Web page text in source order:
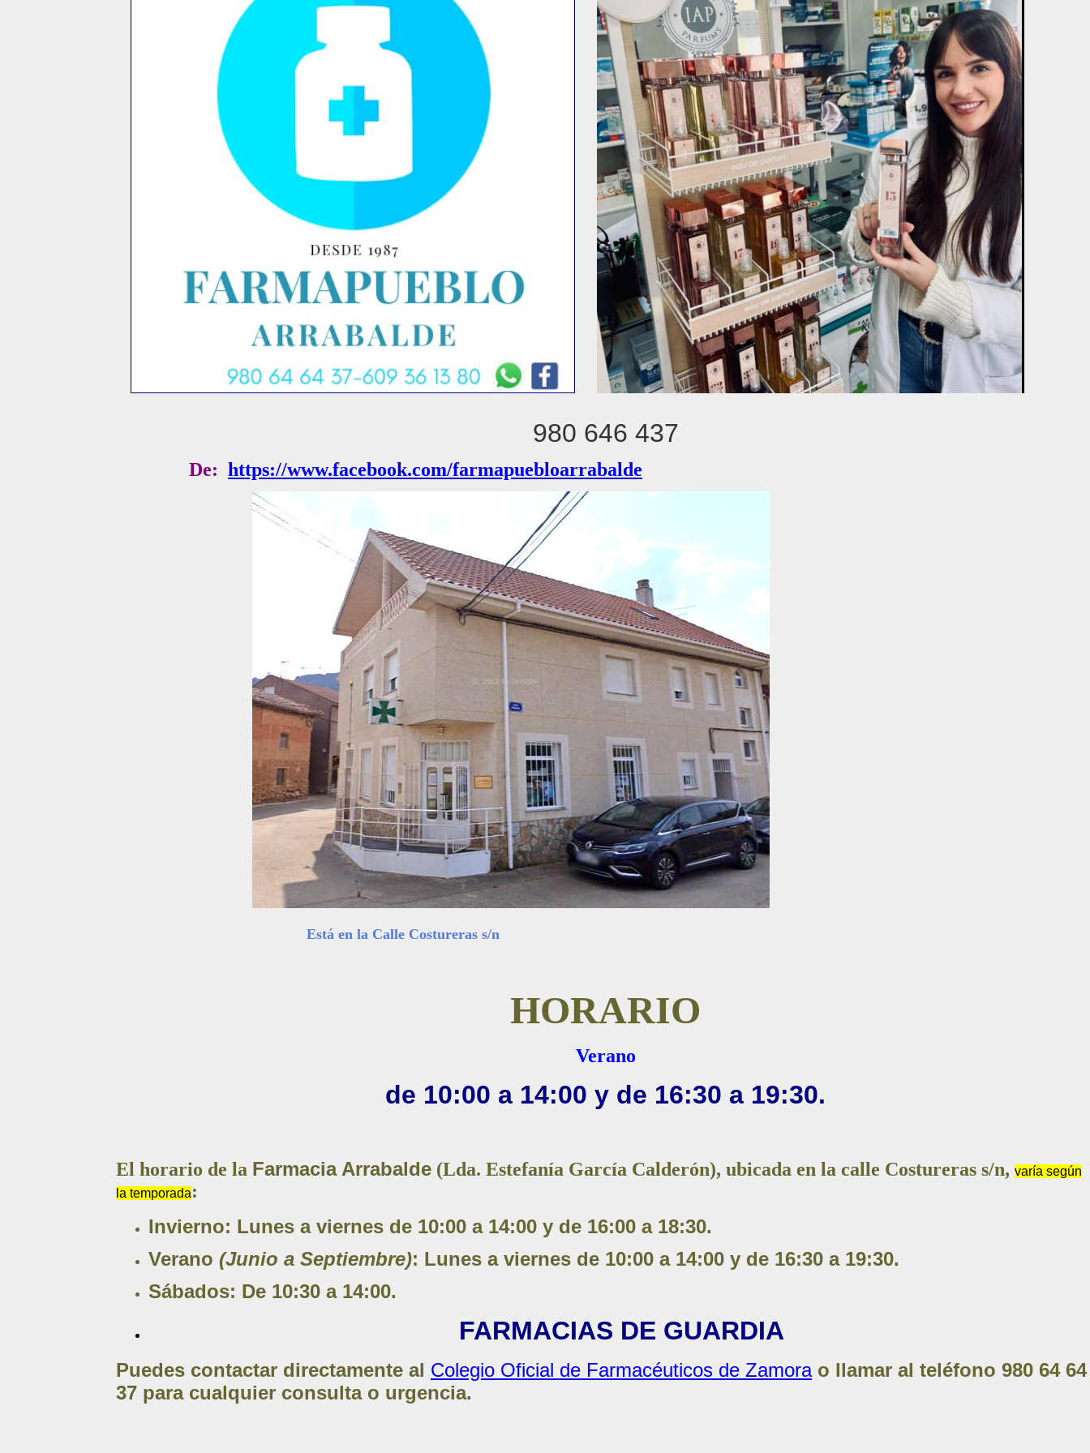
980 646 437
De: https://www.facebook.com/farmapuebloarrabalde
Está en la Calle Costureras s/n
HORARIO
Verano
de 10:00 a 14:00 y de 16:30 a 19:30.
El horario de la Farmacia Arrabalde (Lda. Estefanía García Calderón), ubicada en la calle Costureras s/n, varía según
la temporada:
Invierno: Lunes a viernes de 10:00 a 14:00 y de 16:00 a 18:30.
Verano (Junio a Septiembre): Lunes a viernes de 10:00 a 14:00 y de 16:30 a 19:30.
Sábados: De 10:30 a 14:00.
FARMACIAS DE GUARDIA
Puedes contactar directamente al Colegio Oficial de Farmacéuticos de Zamorao llamar al teléfono 980 64 64
37 para cualquier consulta o urgencia.